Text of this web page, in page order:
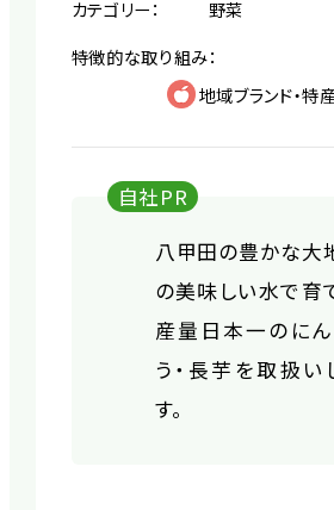
カテゴリー：
野菜
特徴的な取り組み：
地域ブランド・特
自社PR
八甲田の豊かな大
の美味しい水で育
産量日本一のにん
う・長芋を取扱い
す。